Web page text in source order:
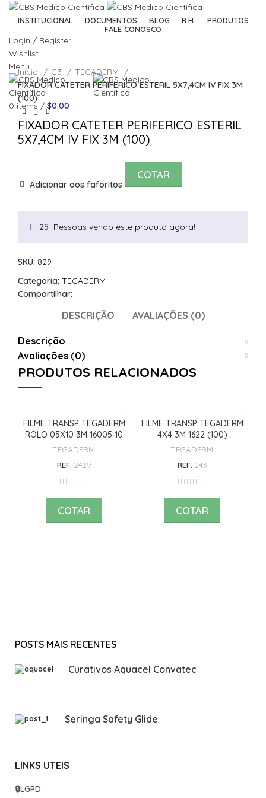
INSTITUCIONAL DOCUMENTOS BLOG R.H.
PRODUTOS
FALE CONOSCO
Login / Register
Wishlist
Menu
0 items / $0.00
Click to enlarge
Início
C3
TEGADERM
FIXADOR CATETER PERIFERICO ESTERIL 5X7,4CM IV FIX 3M
(100)
FIXADOR CATETER PERIFERICO ESTERIL
5X7,4CM IV FIX 3M (100)
Adicionar aos faforitos
COTAR
25 Pessoas vendo este produto agora!
SKU: 829
Categoria: TEGADERM
Compartilhar:
DESCRIÇÃO AVALIAÇÕES (0)
Descrição
Avaliações (0)
PRODUTOS RELACIONADOS
FILME TRANSP TEGADERM
ROLO 05X10 3M 16005-10
TEGADERM
REF: 2429
COTAR
FILME TRANSP TEGADERM
4X4 3M 1622 (100)
TEGADERM
REF: 243
COTAR
POSTS MAIS RECENTES
Curativos Aquacel Convatec
Seringa Safety Glide
LINKS UTEIS
🔒LGPD